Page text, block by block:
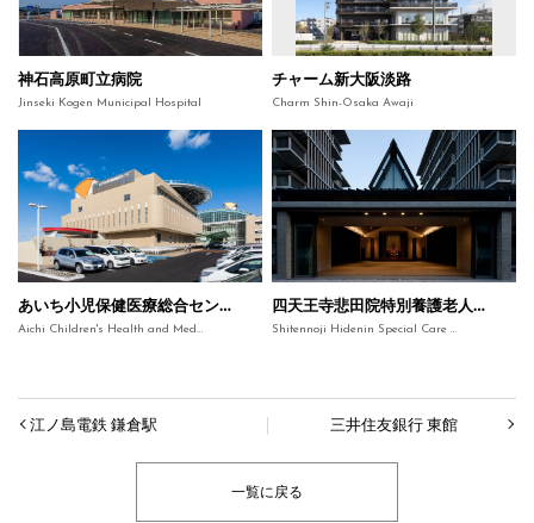
神石高原町立病院
Jinseki Kogen Municipal Hospital
チャーム新大阪淡路
Charm Shin-Osaka Awaji
あいち小児保健医療総合センター 小児救命救急センター
Aichi Children's Health and Medical Center - Pediatric Emergency and Critical Care Center
四天王寺悲田院特別養護老人ホーム
Shitennoji Hidenin Special Care Nursing Home
江ノ島電鉄 鎌倉駅 三井住友銀行 東館
一覧に戻る